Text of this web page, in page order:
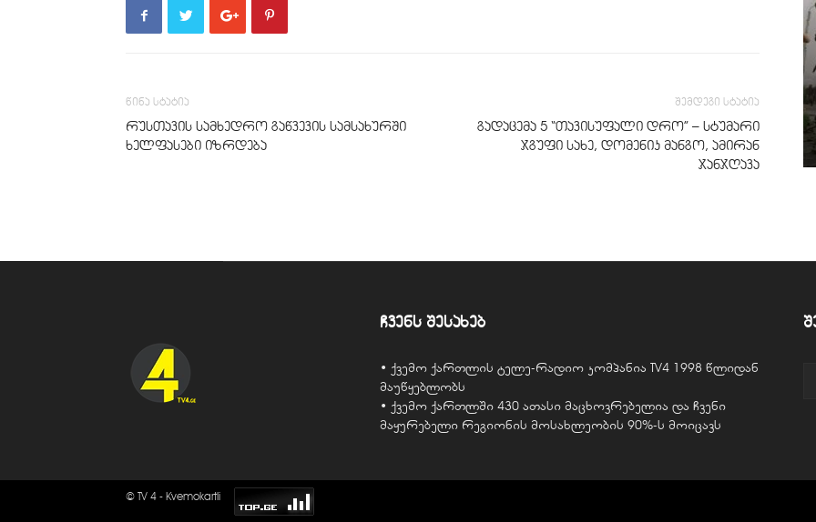
წინა სტატია
რუსთავის სამხედრო გაწვევის სამსახურში
ხელფასები იზრდება
შემდეგი სტატია
გადაცემა 5 “თავისუფალი დრო” – სტუმარი
ჯგუფი სახე, დომენიკ მანგო, ამირან
ჯანჯღავა
ჩვენს შესახებ
• ქვემო ქართლის ტელე-რადიო კომპანია TV4 1998 წლიდან
მაუწყებლობს
• ქვემო ქართლში 430 ათასი მაცხოვრებელია და ჩვენი
მაყურებელი რეგიონის მოსახლეობის 90%-ს მოიცავს
© TV 4 - Kvemokartli